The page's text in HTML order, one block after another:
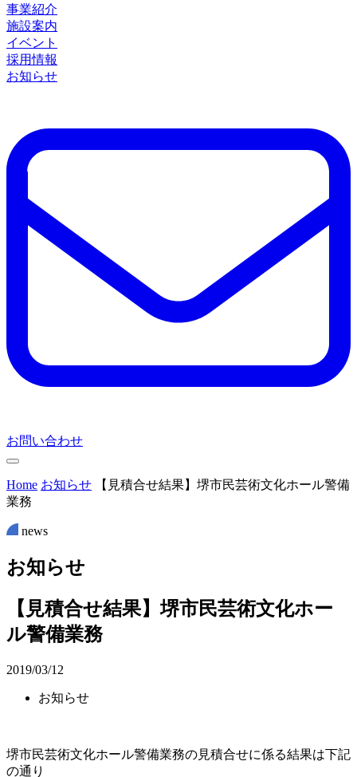
事業紹介
施設案内
イベント
採用情報
お知らせ
お問い合わせ
Home お知らせ
【見積合せ結果】堺市民芸術文化ホール警備
業務
news
お知らせ
【見積合せ結果】堺市民芸術文化ホー
ル警備業務
2019/03/12
お知らせ
堺市民芸術文化ホール警備業務の見積合せに係る結果は下記
の通り